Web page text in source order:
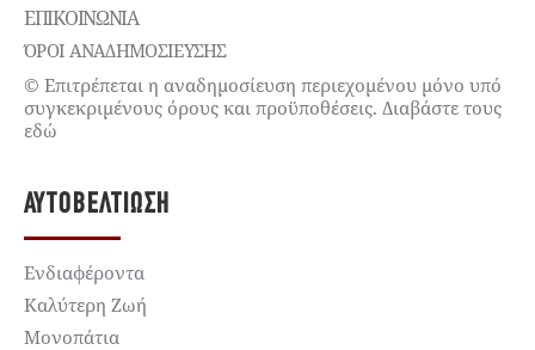
ΕΠΙΚΟΙΝΩΝΊΑ
ΌΡΟΙ ΑΝΑΔΗΜΟΣΙΕΥΣΗΣ
© Επιτρέπεται η αναδημοσίευση περιεχομένου μόνο υπό
συγκεκριμένους όρους και προϋποθέσεις. Διαβάστε τους
εδώ
ΑΥΤΟΒΕΛΤΊΩΣΗ
Ενδιαφέροντα
Καλύτερη Ζωή
Μονοπάτια